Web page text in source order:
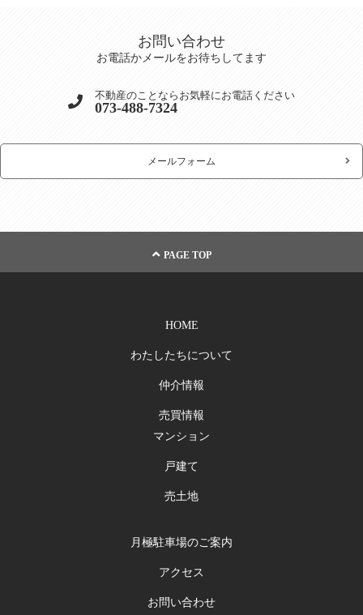
お問い合わせ
お電話かメールをお待ちしてます
不動産のことならお気軽にお電話ください
073-488-7324
メールフォーム
PAGE TOP
HOME
わたしたちについて
仲介情報
売買情報
マンション
戸建て
売土地
月極駐車場のご案内
アクセス
お問い合わせ